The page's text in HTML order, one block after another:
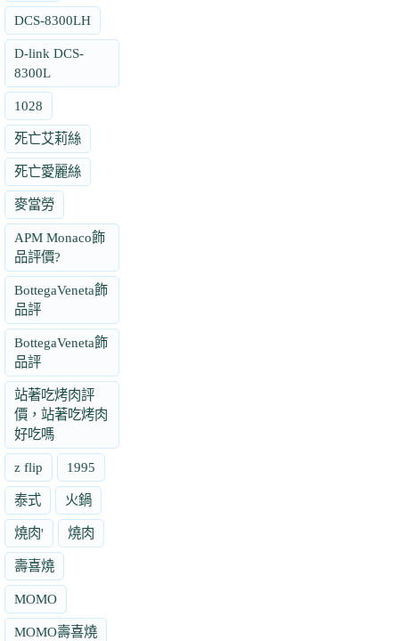
DCS-8300LH
D-link DCS-
8300L
1028
死亡艾莉絲
死亡愛麗絲
麥當勞
APM Monaco飾
品評價?
BottegaVeneta飾
品評
BottegaVeneta飾
品評
站著吃烤肉評
價，站著吃烤肉
好吃嗎
z flip 1995
泰式 火鍋
燒肉' 燒肉
壽喜燒
MOMO
MOMO壽喜燒